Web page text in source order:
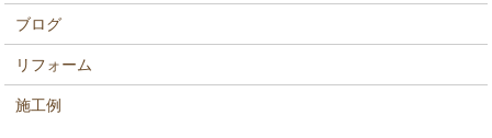
ブログ
リフォーム
施工例